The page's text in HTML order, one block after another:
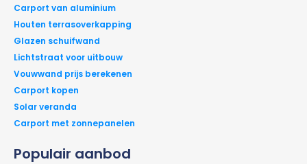
Populair aanbod
Carport van aluminium
Houten terrasoverkapping
Glazen schuifwand
Lichtstraat voor uitbouw
Vouwwand prijs berekenen
Carport kopen
Solar veranda
Carport met zonnepanelen